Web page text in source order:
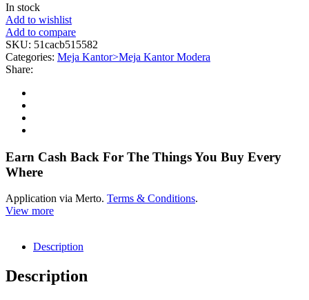
In stock
Add to wishlist
Add to compare
SKU: 51cacb515582
Categories: Meja Kantor>Meja Kantor Modera
Share:
Earn Cash Back For The Things You Buy Every
Where
Application via Merto. Terms & Conditions.
View more
Description
Description